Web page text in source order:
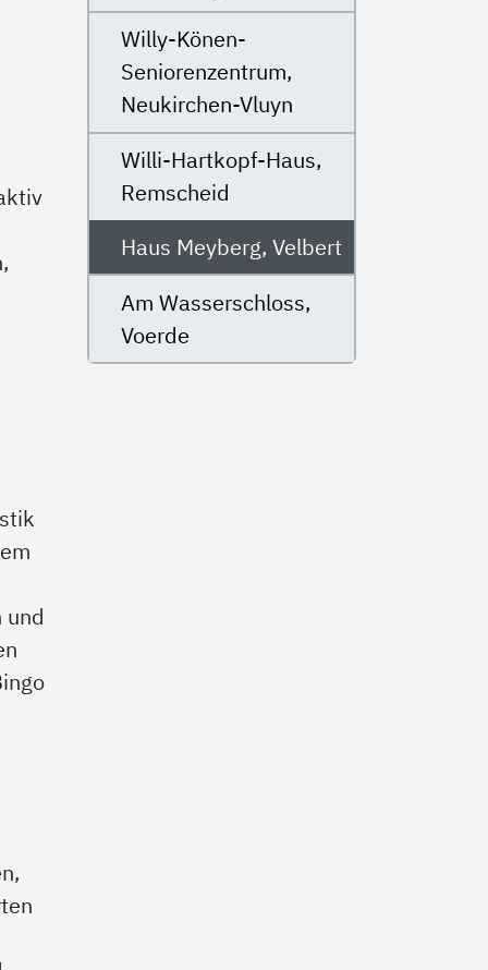
und
Willy-Könen-
Seniorenzentrum,
Neukirchen-Vluyn
Willi-Hartkopf-Haus,
Remscheid
Haus Meyberg, Velbert
Am Wasserschloss,
Voerde